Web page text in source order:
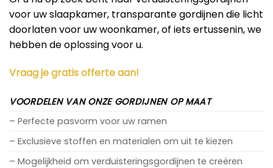
voor uw slaapkamer, transparante gordijnen die licht
doorlaten voor uw woonkamer, of iets ertussenin, we
hebben de oplossing voor u.
Vraag je gratis offerte aan!
VOORDELEN VAN ONZE GORDIJNEN OP MAAT
– Perfecte pasvorm voor uw ramen
– Exclusieve stoffen en materialen om uit te kiezen
– Mogelijkheid om verduisteringsgordijnen te creëren